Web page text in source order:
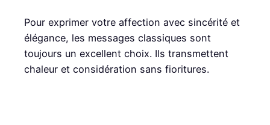
Pour exprimer votre affection avec sincérité et
élégance, les messages classiques sont
toujours un excellent choix. Ils transmettent
chaleur et considération sans fioritures.